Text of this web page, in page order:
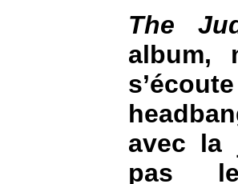
The
album,
avec la
pas